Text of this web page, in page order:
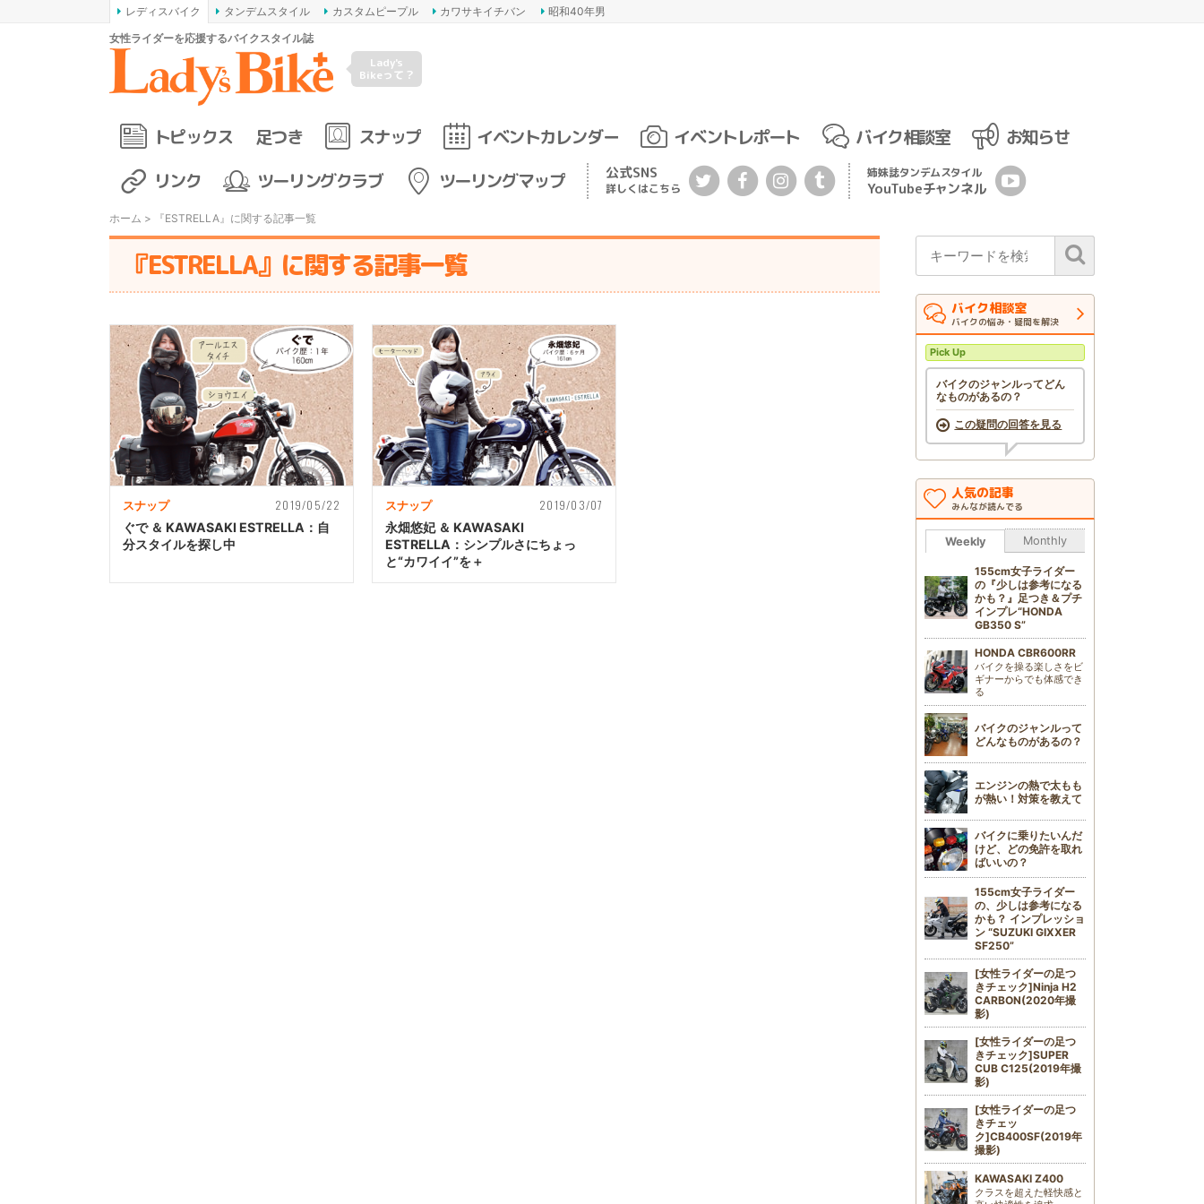
レディスバイク タンデムスタイル カスタムピープル カワサキイチバン
昭和40年男
女性ライダーを応援するバイクスタイル誌
Lady's
Bikeって？
トピックス 足つき スナップ イベントカレンダー イベントレポート バイク相談室
お知らせ
リンク
ツーリングクラブ ツーリングマップ 公式SNS
詳しくはこちら
姉妹誌タンデムスタイル
YouTubeチャンネル
ホーム > 『ESTRELLA』に関する記事一覧
『ESTRELLA』に関する記事一覧
スナップ 2019/05/22
ぐで ＆ KAWASAKI ESTRELLA：自
分スタイルを探し中
スナップ 2019/03/07
永畑悠妃 ＆ KAWASAKI
ESTRELLA：シンプルさにちょっ
と“カワイイ”を＋
バイク相談室
バイクの悩み・疑問を解決
Pick Up
バイクのジャンルってどん
なものがあるの？
この疑問の回答を見る
人気の記事
みんなが読んでる
Weekly Monthly
155cm女子ライダー
の『少しは参考になる
かも？』足つき＆プチ
インプレ“HONDA
GB350 S”
HONDA CBR600RR
バイクを操る楽しさをビ
ギナーからでも体感でき
る
バイクのジャンルって
どんなものがあるの？
エンジンの熱で太もも
が熱い！対策を教えて
バイクに乗りたいんだ
けど、どの免許を取れ
ばいいの？
155cm女子ライダー
の、少しは参考になる
かも？ インプレッショ
ン “SUZUKI GIXXER
SF250”
[女性ライダーの足つ
きチェック]Ninja H2
CARBON(2020年撮
影)
[女性ライダーの足つ
きチェック]SUPER
CUB C125(2019年撮
影)
[女性ライダーの足つ
きチェッ
ク]CB400SF(2019年
撮影)
KAWASAKI Z400
クラスを超えた軽快感と